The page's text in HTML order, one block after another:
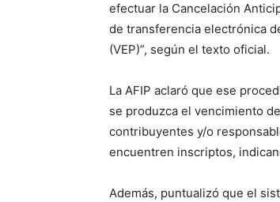
efectuar la Cancelación
de transferencia electrónica
(VEP)”, según el texto oficial.
La AFIP aclaró que ese
se produzca el vencimiento
contribuyentes y/o
encuentren inscriptos,
Además, puntualizó que el